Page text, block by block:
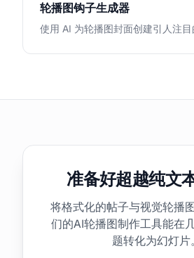
轮播图钩子生成器
使用 AI 为轮播图封面创建引人注目
准备好超越纯文
将格式化的帖子与视觉轮播
们的AI轮播图制作工具能在
题转化为幻灯片。